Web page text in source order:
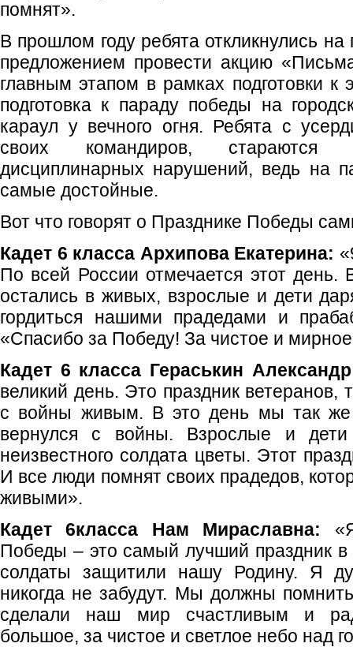
помнят».
В прошлом году ребята откликнулись
предложением провести акцию
главным этапом в рамках подготовки к
подготовка к параду победы на
караул у вечного огня. Ребята с
своих командиров, стараются
дисциплинарных нарушений, ведь на
самые достойные.
Вот что говорят о Празднике Победы
Кадет 6 класса Архипова Екатерина:
По всей России отмечается этот день.
остались в живых, взрослые и дети
гордиться нашими прадедами и
«Спасибо за Победу! За чистое и
Кадет 6 класса Гераськин
великий день. Это праздник ветеранов,
с войны живым. В это день мы так же
вернулся с войны. Взрослые и дети
неизвестного солдата цветы. Этот
И все люди помнят своих прадедов,
живыми».
Кадет 6класса Нам Мираславна:
Победы – это самый лучший праздник в
солдаты защитили нашу Родину. Я
никогда не забудут. Мы должны
сделали наш мир счастливым и
большое, за чистое и светлое небо над